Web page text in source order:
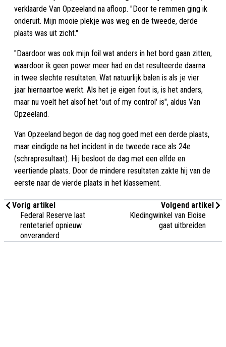
verklaarde Van Opzeeland na afloop. "Door te remmen ging ik
onderuit. Mijn mooie plekje was weg en de tweede, derde
plaats was uit zicht."
"Daardoor was ook mijn foil wat anders in het bord gaan zitten,
waardoor ik geen power meer had en dat resulteerde daarna
in twee slechte resultaten. Wat natuurlijk balen is als je vier
jaar hiernaartoe werkt. Als het je eigen fout is, is het anders,
maar nu voelt het alsof het 'out of my control' is", aldus Van
Opzeeland.
Van Opzeeland begon de dag nog goed met een derde plaats,
maar eindigde na het incident in de tweede race als 24e
(schrapresultaat). Hij besloot de dag met een elfde en
veertiende plaats. Door de mindere resultaten zakte hij van de
eerste naar de vierde plaats in het klassement.
Vorig artikel
Federal Reserve laat
rentetarief opnieuw
onveranderd
Volgend artikel
Kledingwinkel van Eloise
gaat uitbreiden